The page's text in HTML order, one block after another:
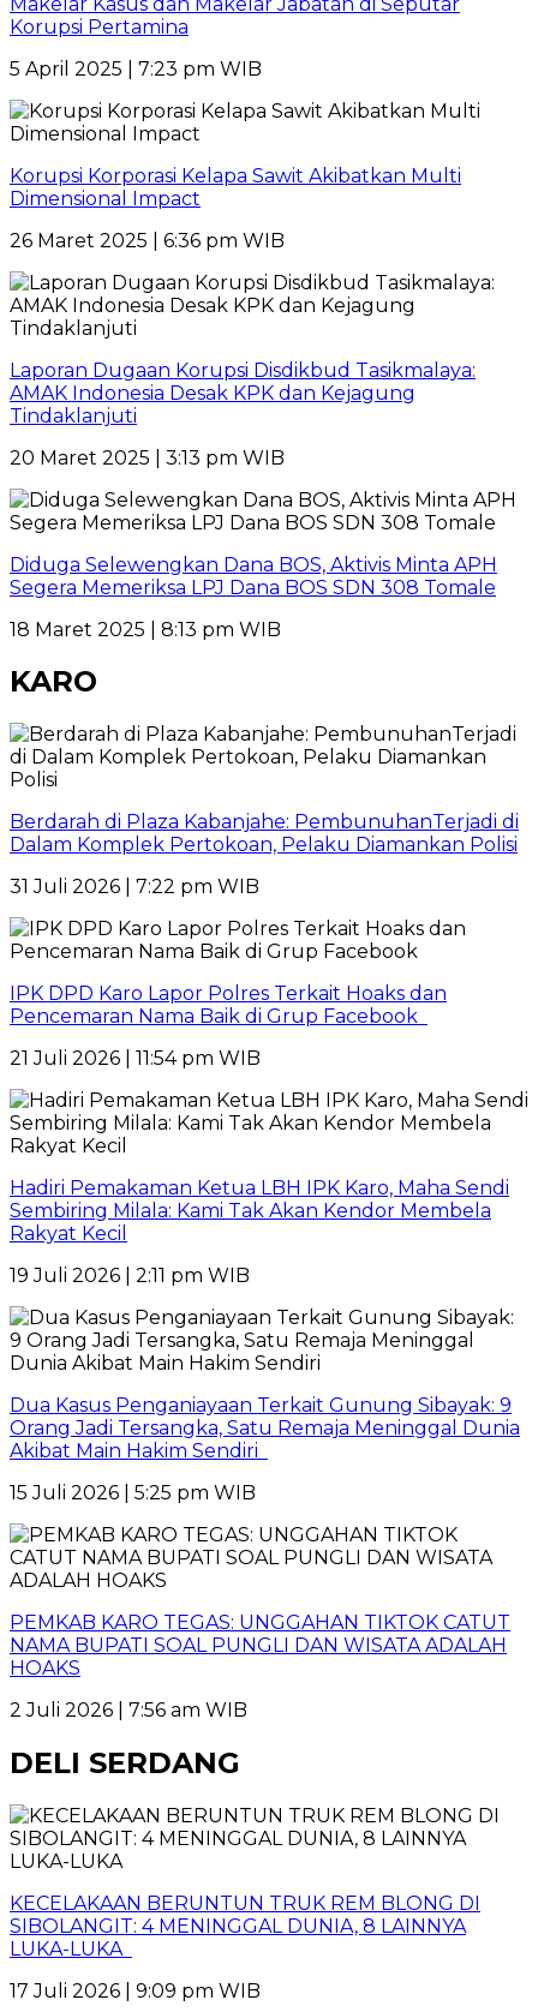
Korupsi Pertamina
5 April 2025 | 7:23 pm WIB
Korupsi Korporasi Kelapa Sawit Akibatkan Multi
Dimensional Impact
26 Maret 2025 | 6:36 pm WIB
Laporan Dugaan Korupsi Disdikbud Tasikmalaya:
AMAK Indonesia Desak KPK dan Kejagung
Tindaklanjuti
20 Maret 2025 | 3:13 pm WIB
Diduga Selewengkan Dana BOS, Aktivis Minta APH
Segera Memeriksa LPJ Dana BOS SDN 308 Tomale
18 Maret 2025 | 8:13 pm WIB
KARO
Berdarah di Plaza Kabanjahe: PembunuhanTerjadi di
Dalam Komplek Pertokoan, Pelaku Diamankan Polisi
31 Juli 2026 | 7:22 pm WIB
IPK DPD Karo Lapor Polres Terkait Hoaks dan
Pencemaran Nama Baik di Grup Facebook
21 Juli 2026 | 11:54 pm WIB
Hadiri Pemakaman Ketua LBH IPK Karo, Maha Sendi
Sembiring Milala: Kami Tak Akan Kendor Membela
Rakyat Kecil
19 Juli 2026 | 2:11 pm WIB
Dua Kasus Penganiayaan Terkait Gunung Sibayak: 9
Orang Jadi Tersangka, Satu Remaja Meninggal Dunia
Akibat Main Hakim Sendiri
15 Juli 2026 | 5:25 pm WIB
PEMKAB KARO TEGAS: UNGGAHAN TIKTOK CATUT
NAMA BUPATI SOAL PUNGLI DAN WISATA ADALAH
HOAKS
2 Juli 2026 | 7:56 am WIB
DELI SERDANG
KECELAKAAN BERUNTUN TRUK REM BLONG DI
SIBOLANGIT: 4 MENINGGAL DUNIA, 8 LAINNYA
LUKA-LUKA
17 Juli 2026 | 9:09 pm WIB